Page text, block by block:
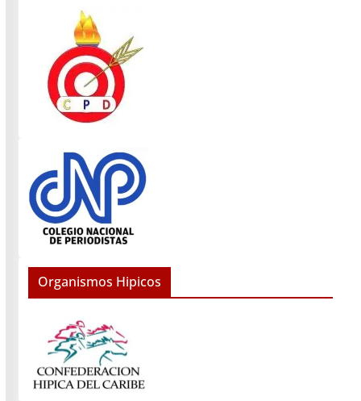
Organismos Hipicos